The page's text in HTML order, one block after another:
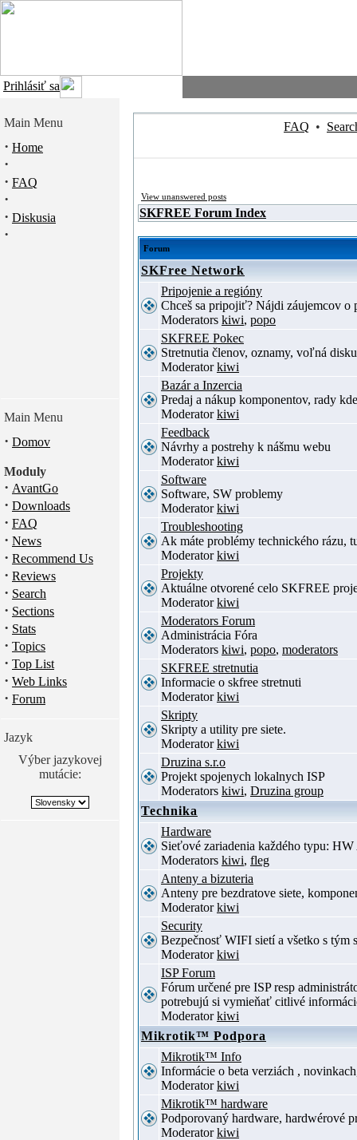
Prihlásiť sa
Main Menu
· Home
·
· FAQ
·
· Diskusia
·
Main Menu
· Domov
Moduly
· AvantGo
· Downloads
· FAQ
· News
· Recommend Us
· Reviews
· Search
· Sections
· Stats
· Topics
· Top List
· Web Links
· Forum
Jazyk
Výber jazykovej
mutácie:
FAQ •
View unanswered posts
SKFREE Forum Index
Forum
SKFree Network
Pripojenie a regióny
Chceš sa pripojiť? Nájdi záujemcov o
Moderators kiwi, popo
SKFREE Pokec
Stretnutia členov, oznamy, voľná
Moderatorkiwi
Bazár a Inzercia
Predaj a nákup komponentov, rady
Moderatorkiwi
Feedback
Návrhy a postrehy k nášmu webu
Moderatorkiwi
Software
Software, SW problemy
Moderatorkiwi
Troubleshooting
Ak máte problémy technického rázu,
Moderatorkiwi
Projekty
Aktuálne otvorené celo SKFREE
Moderatorkiwi
Moderators Forum
Administrácia Fóra
Moderators kiwi, popo, moderators
SKFREE stretnutia
Informacie o skfree stretnuti
Moderatorkiwi
Skripty
Skripty a utility pre siete.
Moderatorkiwi
Druzina s.r.o
Projekt spojenych lokalnych ISP
Moderators kiwi, Druzina group
Technika
Hardware
Sieťové zariadenia každého typu:
Moderators kiwi, fleg
Anteny a bizuteria
Anteny pre bezdratove siete,
Moderatorkiwi
Security
Bezpečnosť WIFI sietí a všetko s tým
Moderatorkiwi
ISP Forum
Fórum určené pre ISP resp
potrebujú si vymieňať citlivé
Moderatorkiwi
Mikrotik™ Podpora
Mikrotik™ Info
Informácie o beta verziách ,
Moderatorkiwi
Mikrotik™ hardware
Podporovaný hardware, hardwérové
Moderatorkiwi